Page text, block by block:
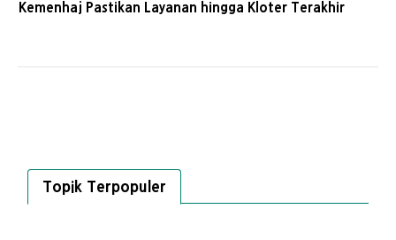
Kemenhaj Pastikan Layanan hingga Kloter Terakhir
Topik Terpopuler